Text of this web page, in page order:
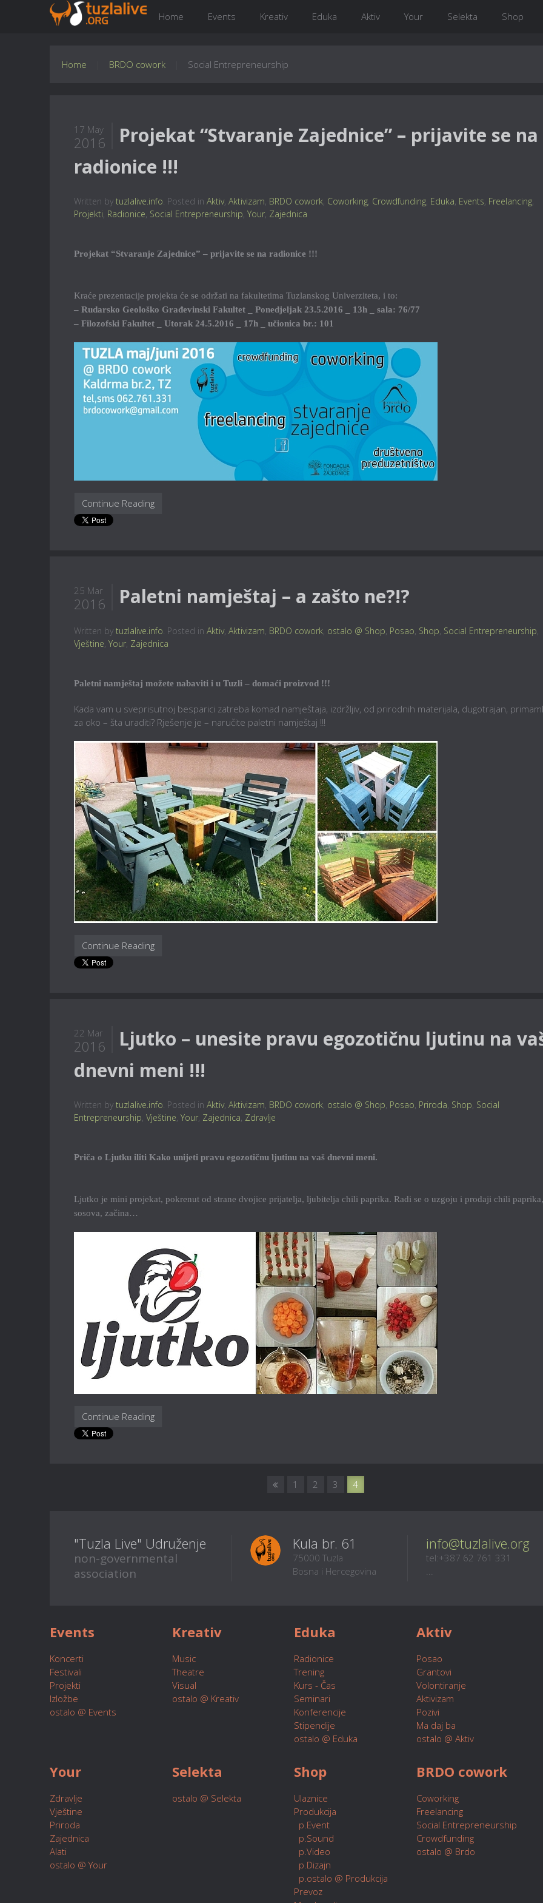
Home Events Kreativ Eduka Aktiv Your Selekta Shop
Home BRDO cowork Social Entrepreneurship
17 May
2016
Projekat “Stvaranje Zajednice” – prijavite se na
radionice !!!
Written by tuzlalive.info. Posted in Aktiv, Aktivizam, BRDO cowork, Coworking, Crowdfunding, Eduka, Events, Freelancing,
Projekti, Radionice, Social Entrepreneurship, Your, Zajednica
Projekat “Stvaranje Zajednice” – prijavite se na radionice !!!
Kraće prezentacije projekta će se održati na fakultetima Tuzlanskog Univerziteta, i to:
– Rudarsko Geološko Građevinski Fakultet _ Ponedjeljak 23.5.2016 _ 13h _ sala: 76/77
– Filozofski Fakultet _ Utorak 24.5.2016 _ 17h _ učionica br.: 101
Continue Reading
25 Mar
2016 Paletni namještaj – a zašto ne?!?
Written by tuzlalive.info. Posted in Aktiv, Aktivizam, BRDO cowork, ostalo @ Shop, Posao, Shop, Social Entrepreneurship,
Vještine, Your, Zajednica
Paletni namještaj možete nabaviti i u Tuzli – domaći proizvod !!!
Kada vam u sveprisutnoj besparici zatreba komad namještaja, izdržljiv, od prirodnih materijala, dugotrajan,
za oko – šta uraditi? Rješenje je – naručite paletni namještaj !!!
Continue Reading
22 Mar
2016
Ljutko – unesite pravu egozotičnu ljutinu na
dnevni meni !!!
Written by tuzlalive.info. Posted in Aktiv, Aktivizam, BRDO cowork, ostalo @ Shop, Posao, Priroda, Shop, Social
Entrepreneurship, Vještine, Your, Zajednica, Zdravlje
Priča o Ljutku iliti Kako unijeti pravu egozotičnu ljutinu na vaš dnevni meni.
Ljutko je mini projekat, pokrenut od strane dvojice prijatelja, ljubitelja chili paprika. Radi se o uzgoju i prodaji chili paprika,
sosova, začina…
Continue Reading
1 2 3 4
"Tuzla Live" Udruženje
non-governmental
association
Kula br. 61
75000 Tuzla
Bosna i Hercegovina
info@tuzlalive.org
tel:+387 62 761 331
...
Events
Koncerti
Festivali
Projekti
Izložbe
ostalo @ Events
Kreativ
Music
Theatre
Visual
ostalo @ Kreativ
Eduka
Radionice
Trening
Kurs - Čas
Seminari
Konferencije
Stipendije
ostalo @ Eduka
Aktiv
Posao
Grantovi
Volontiranje
Aktivizam
Pozivi
Ma daj ba
ostalo @ Aktiv
Your
Zdravlje
Vještine
Priroda
Zajednica
Alati
ostalo @ Your
Selekta
ostalo @ Selekta
Shop
Ulaznice
Produkcija
p.Event
p.Sound
p.Video
p.Dizajn
p.ostalo @ Produkcija
Prevoz
BRDO cowork
Coworking
Freelancing
Social Entrepreneurship
Crowdfunding
ostalo @ Brdo